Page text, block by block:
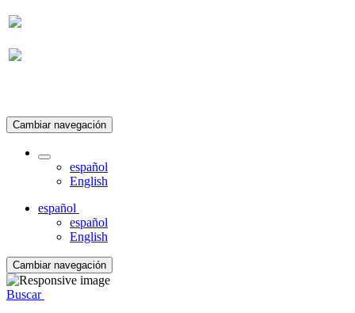
Cambiar navegación
español
English
español
español
English
Cambiar navegación
Buscar